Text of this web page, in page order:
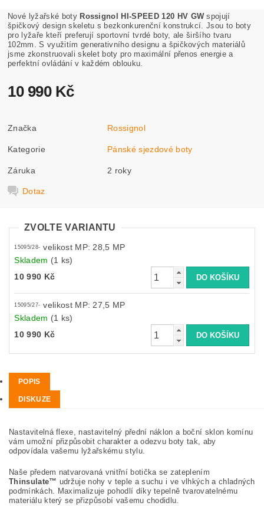
Nové lyžařské boty Rossignol HI-SPEED 120 HV GWspojují
špičkový design skeletu s bezkonkurenční konstrukcí. Jsou to boty
pro lyžaře kteří preferují sportovní tvrdé boty, ale širšího tvaru
102mm. S využitím generativního designu a špičkových materiálů
jsme zkonstruovali skelet boty pro maximální přenos energie a
perfektní ovládání v každém oblouku.
10 990 Kč
Značka Rossignol
Kategorie Pánské sjezdové boty
Záruka 2 roky
Dotaz
ZVOLTE VARIANTU
15095/28- velikost MP: 28,5 MP
Skladem (1 ks)
10 990 Kč
15095/27- velikost MP: 27,5 MP
Skladem (1 ks)
10 990 Kč
POPIS
DISKUZE
Nastavitelná flexe, nastavitelný přední náklon a boční sklon komínu
vám umožní přizpůsobit charakter a odezvu boty tak, aby
odpovídala vašemu lyžařskému stylu.
Naše předem natvarovaná vnitřní botička se zateplením
Thinsulate™ udržuje nohy v teple a suchu i ve vlhkých a chladných
podmínkách. Maximalizuje pohodlí díky tepelně tvarovatelnému
materiálu který se přizpůsobí vašemu chodidlu.